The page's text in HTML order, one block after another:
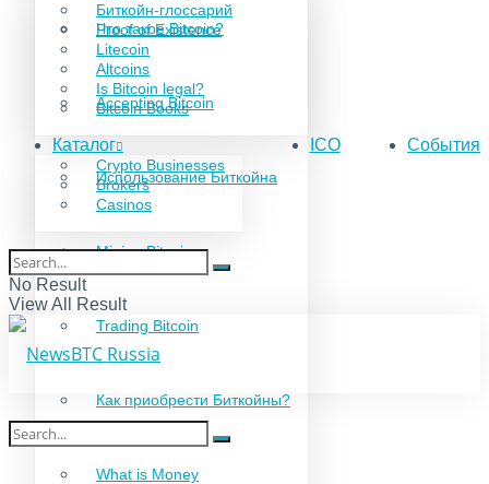
Что такое Bitcoin?
Accepting Bitcoin
Использование Биткойна
Mining Bitcoin
Trading Bitcoin
Как приобрести Биткойны?
What is Money
Биткойн-глоссарий
Proof of Existence
Litecoin
Altcoins
Is Bitcoin legal?
Bitcoin Books
Каталог
Crypto Businesses
Brokers
Casinos
ICO События
No Result
View All Result